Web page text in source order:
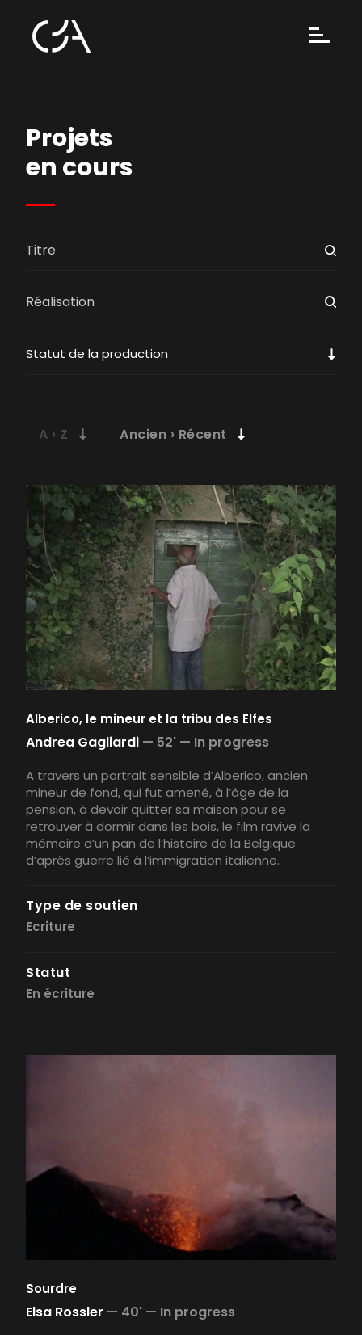
Projets
en cours
Statut de la production
Alberico, le mineur et la tribu des Elfes
Andrea Gagliardi — 52' — In progress
A travers un portrait sensible d’Alberico, ancien
mineur de fond, qui fut amené, à l’âge de la
pension, à devoir quitter sa maison pour se
retrouver à dormir dans les bois, le film ravive la
mémoire d’un pan de l’histoire de la Belgique
d’après guerre lié à l’immigration italienne.
Type de soutien
Ecriture
Statut
En écriture
Sourdre
Elsa Rossler — 40' — In progress